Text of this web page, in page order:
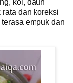
kol, daun
dan koreksi
empuk dan